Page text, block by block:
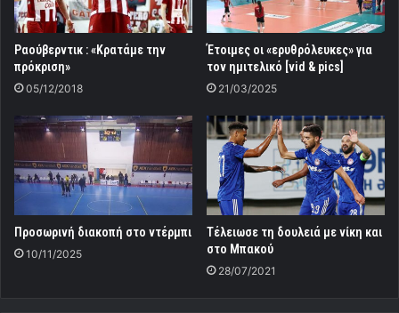
Ραούβερντικ : «Κρατάμε την
πρόκριση»
05/12/2018
Έτοιμες οι «ερυθρόλευκες» για
τον ημιτελικό [vid & pics]
21/03/2025
Προσωρινή διακοπή στο ντέρμπι
10/11/2025
Τέλειωσε τη δουλειά με νίκη και
στο Μπακού
28/07/2021